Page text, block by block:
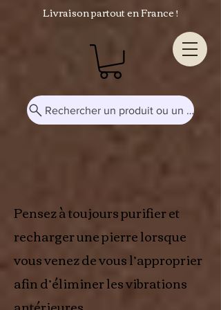
Livraison partout en France !
Rechercher un produit ou un mot-
Pensez à toujours purifier et
recharger une pierre lorsque
vous venez de vous l’approprier
afin d’éliminer les vibrations